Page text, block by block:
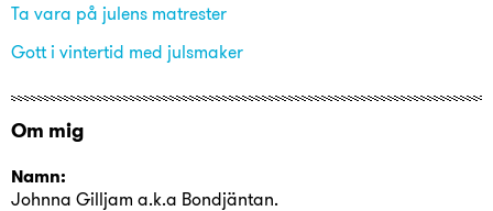
Ta vara på julens matrester
Gott i vintertid med julsmaker
Om mig
Namn:
Johnna Gilljam a.k.a Bondjäntan.